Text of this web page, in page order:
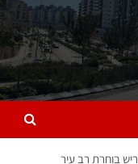
בוחרת רב עיר